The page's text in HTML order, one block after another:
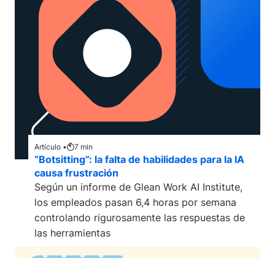
Artículo • 7 min
“Botsitting”: la falta de habilidades para la IA
causa frustración
Según un informe de Glean Work AI Institute,
los empleados pasan 6,4 horas por semana
controlando rigurosamente las respuestas de
las herramientas